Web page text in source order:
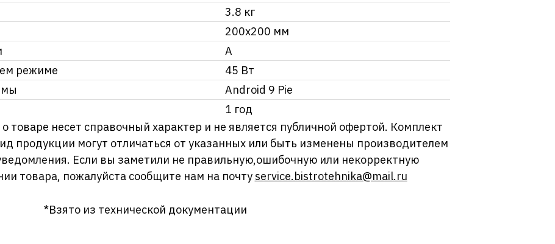
3.8 кг
200x200 мм
A
режиме
45 Вт
Android 9 Pie
1 год
несет справочный характер и не является публичной офертой. Комплект
продукции могут отличаться от указанных или быть изменены производителем
Если вы заметили не правильную,ошибочную или некорректную
товара, пожалуйста сообщите нам на почтуservice.bistrotehnika@mail.ru
*Взято из технической документации